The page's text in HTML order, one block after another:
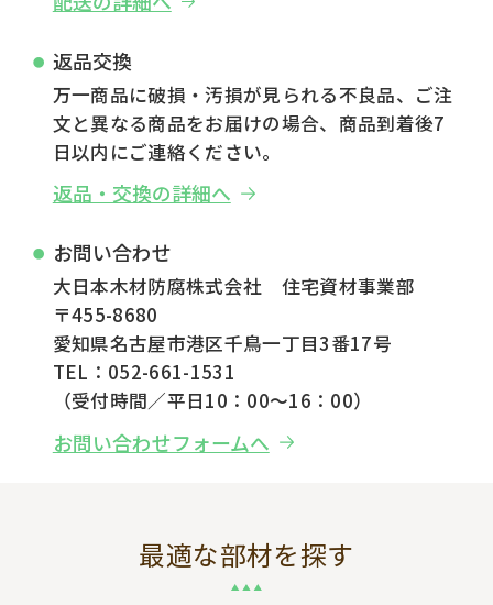
返品交換
万一商品に破損・汚損が見られる不良品、ご注
文と異なる商品をお届けの場合、商品到着後7
日以内にご連絡ください。
返品・交換の詳細へ
お問い合わせ
大日本木材防腐株式会社 住宅資材事業部
〒455-8680
愛知県名古屋市港区千鳥一丁目3番17号
TEL：052-661-1531
（受付時間／平日10：00～16：00）
お問い合わせフォームへ
最適な部材を探す